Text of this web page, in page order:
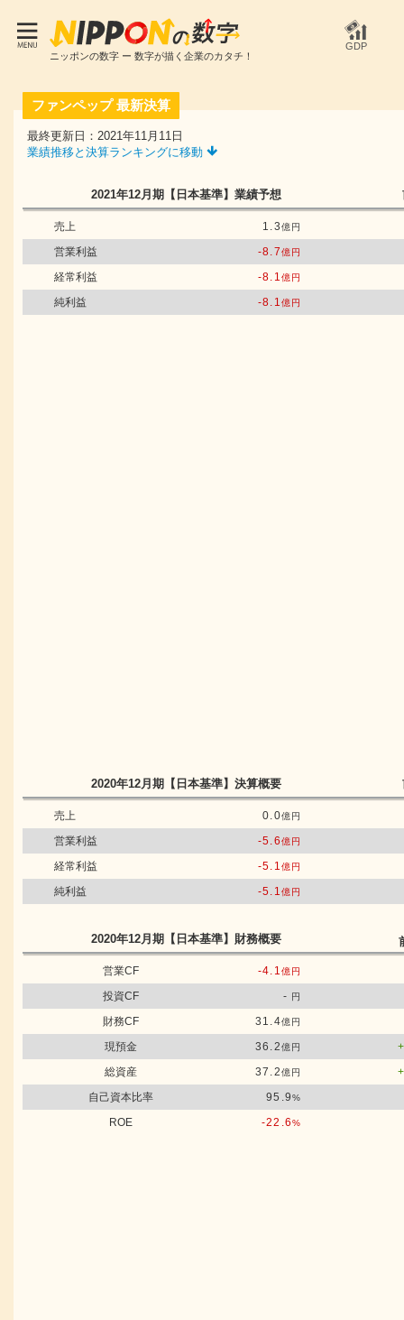
ニッポンの数字 ー 数字が描く企業のカタチ！
GDP
ファンペップ最新決算
最終更新日：2021年11月11日
業績推移と決算ランキングに移動
2021年12月期 【日本基準】業績予想
売上 1.3億円
営業利益 -8.7億円
経常利益 -8.1億円
純利益 -8.1億円
2020年12月期 【日本基準】決算概要
売上 0.0億円
営業利益 -5.6億円
経常利益 -5.1億円
純利益 -5.1億円
2020年12月期 【日本基準】 財務概要
営業CF -4.1億円
投資CF - 円
財務CF 31.4億円
現預金 36.2億円
総資産
37.2億円
自己資本比率
95.9%
ROE -22.6%